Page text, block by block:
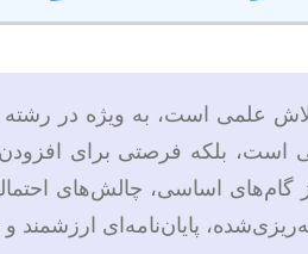
علمی است، به ویژه در
بلکه فرصتی برای
اساسی، چالش‌های
پایان‌نامه‌ای ارزشمند و